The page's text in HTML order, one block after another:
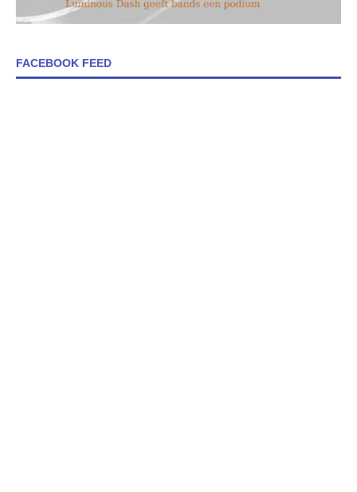
FACEBOOK FEED